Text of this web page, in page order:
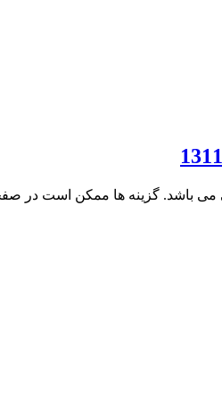
می باشد. گزینه ها ممکن است در